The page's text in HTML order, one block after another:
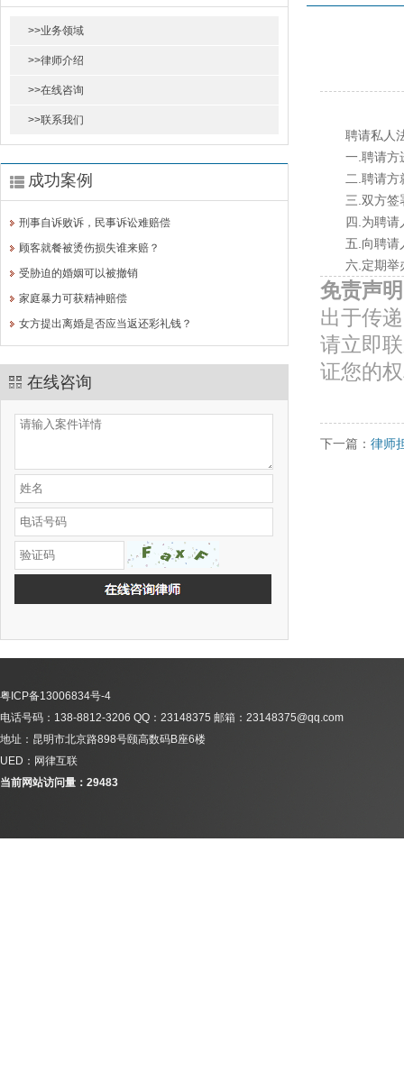
>>业务领域
>>律师介绍
>>在线咨询
>>联系我们
成功案例
刑事自诉败诉，民事诉讼难赔偿
顾客就餐被烫伤损失谁来赔？
受胁迫的婚姻可以被撤销
家庭暴力可获精神赔偿
女方提出离婚是否应当返还彩礼钱？
在线咨询
聘请私人法
一.聘请方
二.聘请方就
三.双方签署
四.为聘请人
五.向聘请
六.定期举办
免责声
出于传
请立即
证您的
下一篇： 律师
粤ICP备13006834号-4
电话号码：138-8812-3206 QQ：23148375 邮箱：23148375@qq.com
地址：昆明市北京路898号颐高数码B座6楼
UED：网律互联
当前网站访问量：29483